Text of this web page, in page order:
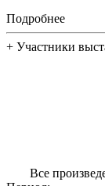
Подробнее
+ Участники
Все